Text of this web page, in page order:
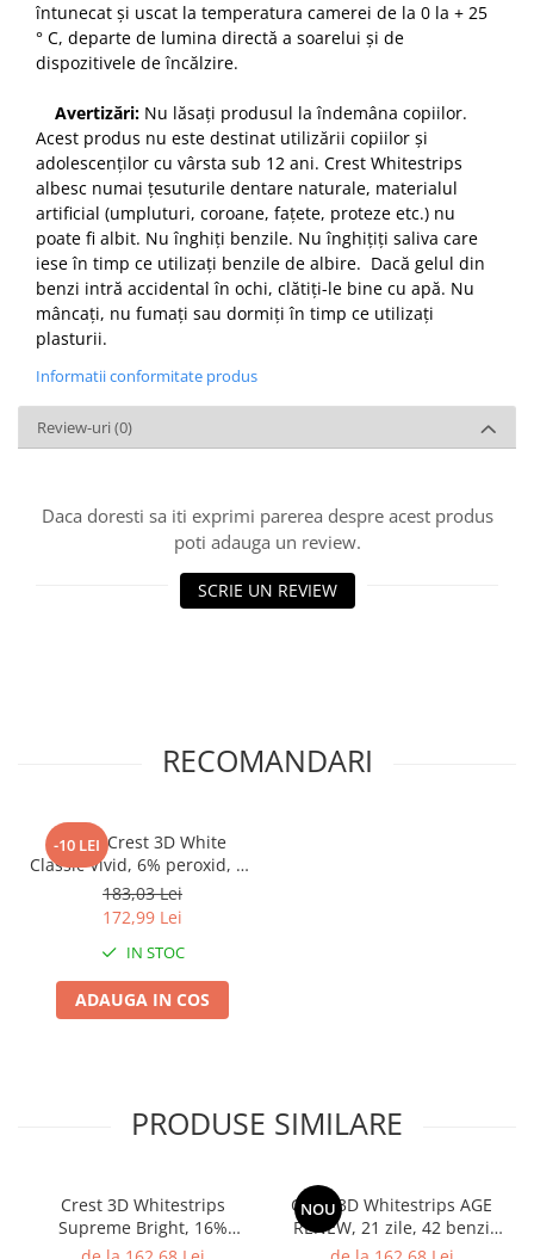
întunecat și uscat la temperatura camerei de la 0 la + 25
° C, departe de lumina directă a soarelui și de
dispozitivele de încălzire.
Avertizări: Nu lăsați produsul la îndemâna copiilor.
Acest produs nu este destinat utilizării copiilor și
adolescenților cu vârsta sub 12 ani. Crest Whitestrips
albesc numai țesuturile dentare naturale, materialul
artificial (umpluturi, coroane, fațete, proteze etc.) nu
poate fi albit. Nu înghiți benzile. Nu înghițiți saliva care
iese în timp ce utilizați benzile de albire. Dacă gelul din
benzi intră accidental în ochi, clătiți-le bine cu apă. Nu
mâncați, nu fumați sau dormiți în timp ce utilizați
plasturii.
Informatii conformitate produs
Review-uri (0)
Daca doresti sa iti exprimi parerea despre acest produs
poti adauga un review.
SCRIE UN REVIEW
RECOMANDARI
-10 LEI
Benzi Crest 3D White
Classic Vivid, 6% peroxid, 10
zile, 20 benzi albire dinti,
30 min, nivel albire 6
183,03 Lei
172,99 Lei
IN STOC
ADAUGA IN COS
PRODUSE SIMILARE
Crest 3D Whitestrips
Supreme Bright, 16%
concentratie, 21 zile, 42
NOU
Crest 3D Whitestrips AGE
RENEW, 21 zile, 42 benzi
albire, 16% concentratie, 21